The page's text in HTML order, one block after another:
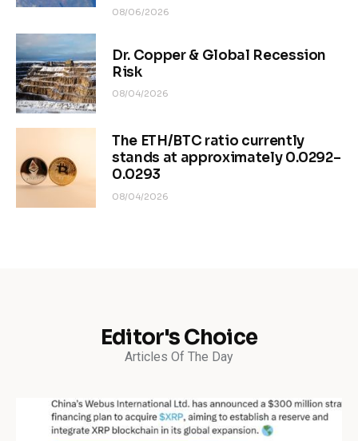
08/06/2026
Dr. Copper & Global Recession
Risk
08/04/2026
The ETH/BTC ratio currently
stands at approximately 0.0292–
0.0293
08/04/2026
Editor's Choice
Articles Of The Day